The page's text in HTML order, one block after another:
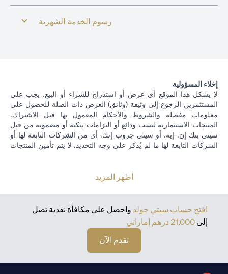
رسوم الخدمة الشهرية
إخلاء المسؤولية
لا يشكل هذا الموقع أي عرض أو استدراج للشراء أو البيع. يجب على
المستثمرين الرجوع إلى وثيقة (وثائق) العرض ذات الصلة للحصول على
معلومات مفصلة والشروط والأحكام المعمول بها قبل الاشتراك.
المنتجات الاستثمارية ليست ودائع أو التزامات بنكية أو مضمونة من قبل
سيتي بنك إن. إيه. أو سيتي جروب إنك. أي من الشركات التابعة لها أو
الشركات التابعة لها ما لم يُذكر على وجه التحديد. لا يتم تأمين المنتجات
المستثمر. الأداء السابق ليس مؤشرا على النتائج المستقبلية: الأسعار
في استثمارات و / أو منتجات خزينة مقومة بعملة أجنبية (غير محلية) على
دراية بمخاطر تقلبات أسعار الصرف التي قد تتسبب في خسارة رأس
المال عند تحويل العملة الأجنبية إلى العملة المحلية للمستثمرين. لا تتوفر
منتجات الاستثمار والخزانة للأشخاص الأمريكيين. تخضع جميع طلبات
الاستثمار ومنتجات الخزينة لشروط وأحكام الاستثمار الفردي ومنتجات
الخزينة. يدرك العميل أنه من مسؤوليته طلب المشورة القانونية و / أو
أظهر المزيد
افتح حساب سيتي جولد واحصل على مكافأة نقدية تصل
إلى
تقدم الآن